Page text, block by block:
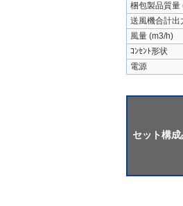
梱包製品質量
送風機合計出
風量 (m3/h)
ｺﾝｾﾝﾄ形状
電源
セット構成